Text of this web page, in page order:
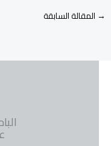
→ المقالة السابقة